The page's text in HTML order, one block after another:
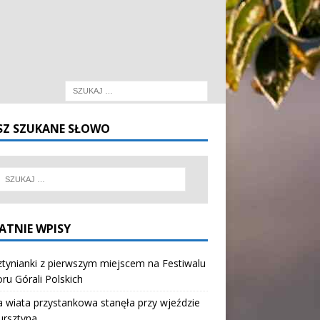
SZUKANE SŁOWO
WPISY
z pierwszym miejscem na Festiwalu
Górali Polskich
wiata przystankowa stanęła przy wjeździe